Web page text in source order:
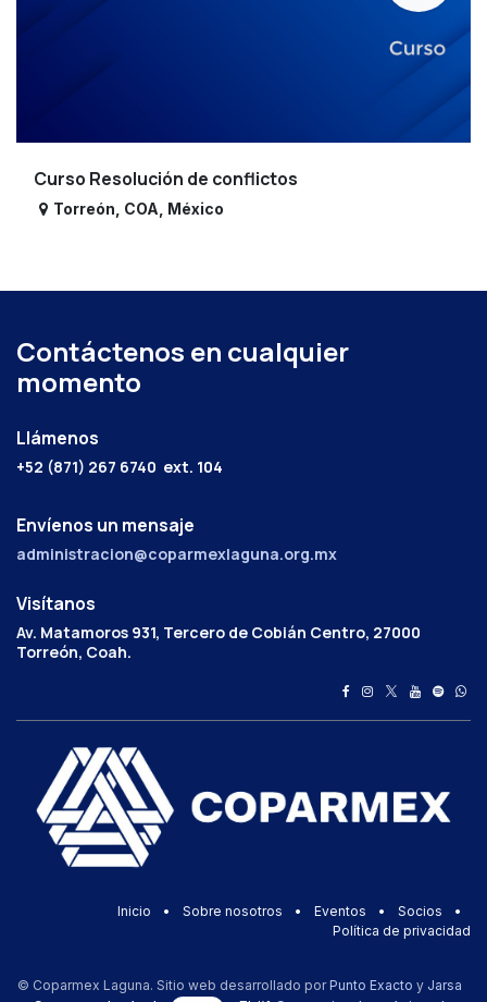
Curso Resolución de conflictos
Torreón COA México
Contáctenos en cualquier
momento
Llámenos
+52 (871) 267 6740 ext. 104
Envíenos un mensaje
administracion@coparmexlaguna.org.mx
Visítanos
Av. Matamoros 931, Tercero de Cobián Centro, 27000
Torreón, Coah.
Inicio • Sobre nosotros • Eventos • Socios
•
Política de privacidad
© Coparmex Laguna. Sitio web desarrollado por Punto Exacto y Jarsa